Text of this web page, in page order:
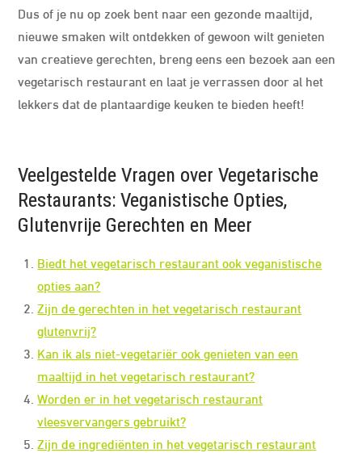
Dus of je nu op zoek bent naar een gezonde maaltijd,
nieuwe smaken wilt ontdekken of gewoon wilt genieten
van creatieve gerechten, breng eens een bezoek aan een
vegetarisch restaurant en laat je verrassen door al het
lekkers dat de plantaardige keuken te bieden heeft!
Veelgestelde Vragen over Vegetarische
Restaurants: Veganistische Opties,
Glutenvrije Gerechten en Meer
Biedt het vegetarisch restaurant ook veganistische
opties aan?
Zijn de gerechten in het vegetarisch restaurant
glutenvrij?
Kan ik als niet-vegetariër ook genieten van een
maaltijd in het vegetarisch restaurant?
Worden er in het vegetarisch restaurant
vleesvervangers gebruikt?
Zijn de ingrediënten in het vegetarisch restaurant